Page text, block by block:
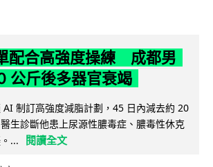
配合高強度操練 成都男
公斤後多器官衰竭
AI 制訂高強度減脂計劃，45 日內減去約 20
生診斷他患上尿源性膿毒症、膿毒性休克
...
閱讀全文